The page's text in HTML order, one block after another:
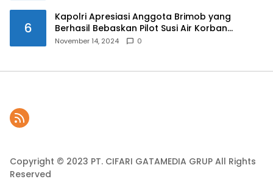
6
Kapolri Apresiasi Anggota Brimob yang
Berhasil Bebaskan Pilot Susi Air Korban
Penyanderaan KKB
November 14, 2024 0
Copyright © 2023 PT. CIFARI GATAMEDIA GRUP All Rights
Reserved